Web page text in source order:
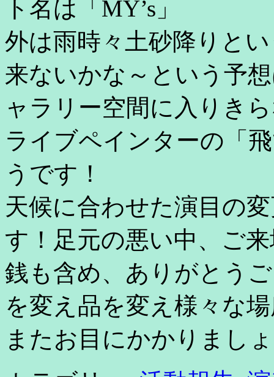
ト名は「MY’s」
外は雨時々土砂降りと
来ないかな～という予
ャラリー空間に入りき
ライブペインターの「
うです！
天候に合わせた演目の
す！足元の悪い中、ご
銭も含め、ありがとう
を変え品を変え様々な
またお目にかかりまし